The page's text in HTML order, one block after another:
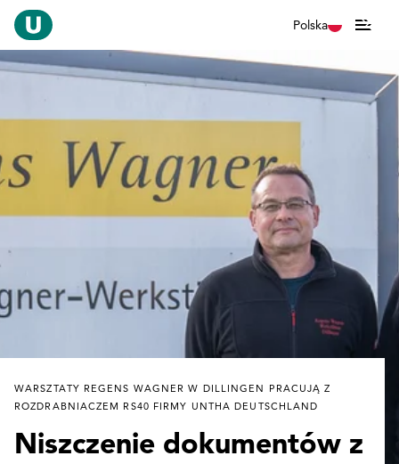
Polska
WARSZTATY REGENS WAGNER W DILLINGEN PRACUJĄ Z
ROZDRABNIACZEM RS40 FIRMY UNTHA DEUTSCHLAND
Niszczenie dokumentów z